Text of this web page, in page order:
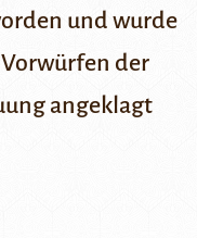
und wurde
der
angeklagt